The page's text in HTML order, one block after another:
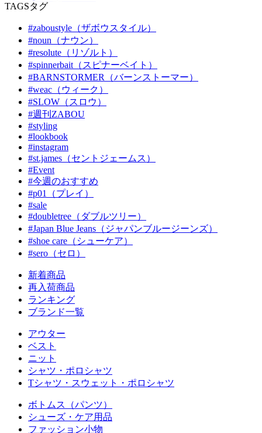
TAGSタグ
#zaboustyle（ザボウスタイル）
#noun（ナウン）
#resolute（リゾルト）
#spinnerbait（スピナーベイト）
#BARNSTORMER（バーンストーマー）
#weac（ウィーク）
#SLOW（スロウ）
#週刊ZABOU
#styling
#lookbook
#instagram
#st.james（セントジェームス）
#Event
#今週のおすすめ
#p01（プレイ）
#sale
#doubletree（ダブルツリー）
#Japan Blue Jeans（ジャパンブルージーンズ）
#shoe care（シューケア）
#sero（セロ）
新着商品
再入荷商品
ランキング
ブランド一覧
アウター
ベスト
ニット
シャツ・ポロシャツ
Tシャツ・スウェット・ポロシャツ
ボトムス（パンツ）
シューズ・ケア用品
ファッション小物